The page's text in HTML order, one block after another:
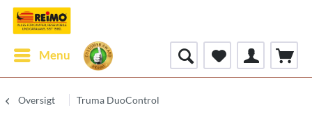
Menu
Oversigt Truma DuoControl